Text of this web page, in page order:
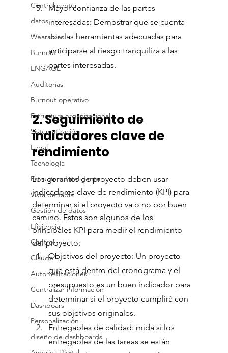
Control center
datos
Wearables
Burnout
ENGAGE
Auditorías
Burnout operativo
Estructura organizacional
Sistematización
Legal
Tecnología
Estructura Inteligente
Vista de tabla
Gestión de datos
Eficiencia
Control
Claude
Automatizaciones
Centralizar información
Dashboars
Personalización
diseño de dashboards
Mayor confianza de las partes
interesadas: Demostrar que se cuenta
con las herramientas adecuadas para
anticiparse al riesgo tranquiliza a las
partes interesadas.
2. Seguimiento de
indicadores clave de
rendimiento
Los gerentes de proyecto deben usar
indicadores clave de rendimiento (KPI) para
determinar si el proyecto va o no por buen
camino. Estos son algunos de los
principales KPI para medir el rendimiento
del proyecto:
Objetivos del proyecto: Un proyecto
que está dentro del cronograma y el
presupuesto es un buen indicador para
determinar si el proyecto cumplirá con
sus objetivos originales.
Entregables de calidad: mida si los
entregables de las tareas se están